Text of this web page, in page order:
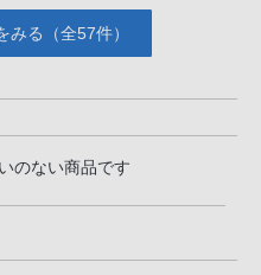
みる（全57件）
のない商品です